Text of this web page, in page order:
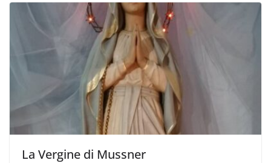
La Vergine di Mussner